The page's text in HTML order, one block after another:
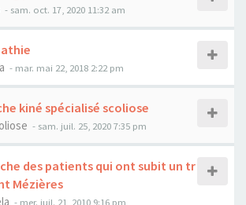
- sam. oct. 17, 2020 11:32 am
- mar. mai 22, 2018 2:22 pm
kiné spécialisé scoliose
- sam. juil. 25, 2020 7:35 pm
des patients qui ont subit un tr
Mézières
- mer. juil. 21, 2010 9:16 pm